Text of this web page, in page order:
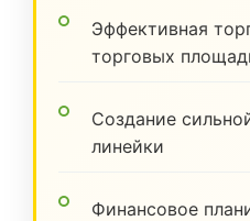
Эффективная
торговых
Создание
линейки
Финансовое